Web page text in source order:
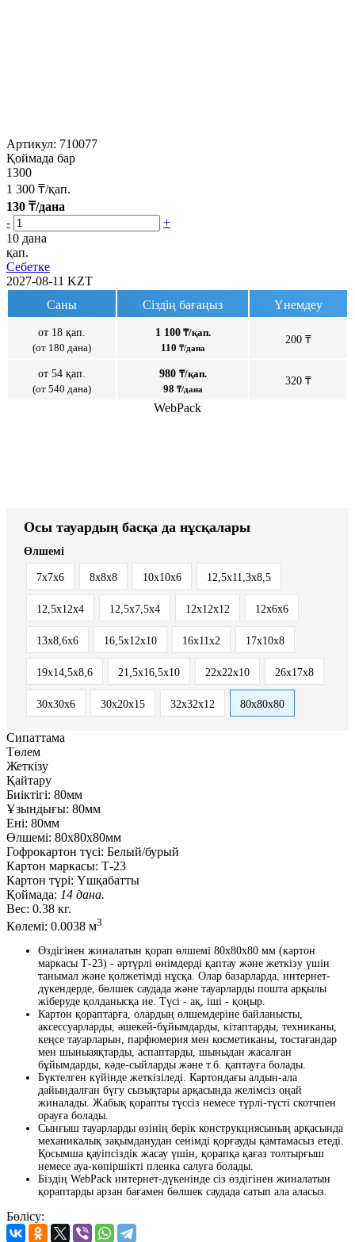
Артикул: 710077
Қоймада бар
1300
1 300 ₸/қап.
130 ₸/дана
-
+
10 дана
қап.
Себетке
2027-08-11 KZT
Саны
Сіздің бағаңыз Үнемдеу
от 18 қап.
(от 180 дана)
1 100₸/қап.
110 ₸/дана
200 ₸
от 54 қап.
(от 540 дана)
980 ₸/қап.
98 ₸/дана
320 ₸
WebPack
Осы тауардың басқа да нұсқалары
Өлшемі
7х7х6 8х8х8 10х10х6 12,5x11,3x8,5
12,5x12x4 12,5x7,5x4 12х12х12 12х6х6
13x8,6x6 16,5x12x10 16x11x2 17х10х8
19х14,5х8,6 21,5x16,5x10 22x22x10 26х17х8
30x30x6 30х20х15 32х32х12 80х80х80
Сипаттама
Төлем
Жеткізу
Қайтару
Биіктігі: 80мм
Ұзындығы: 80мм
Ені: 80мм
Өлшемі: 80х80х80мм
Гофрокартон түсі: Белый/бурый
Картон маркасы: Т-23
Картон түрі: Үшқабатты
Қоймада: 14 дана.
Вес: 0.38 кг.
Көлемі: 0.0038 м3
Өздігінен жиналатын қорап өлшемі 80x80x80 мм (картон
маркасы Т-23) - әртүрлі өнімдерді қаптау және жеткізу үшін
танымал және қолжетімді нұсқа. Олар базарларда, интернет-
дүкендерде, бөлшек саудада және тауарларды пошта арқылы
жіберуде қолданысқа ие. Түсі - ақ, іші - қоңыр.
Картон қораптарға, олардың өлшемдеріне байланысты,
аксессуарларды, әшекей-бұйымдарды, кітаптарды, техниканы,
кеңсе тауарларын, парфюмерия мен косметиканы, тостағандар
мен шыныаяқтарды, аспаптарды, шыныдан жасалған
бұйымдарды, кәде-сыйларды және т.б. қаптауға болады.
Бүктелген күйінде жеткізіледі. Картондағы алдын-ала
дайындалған бүгу сызықтары арқасында желімсіз оңай
жиналады. Жабық қорапты түссіз немесе түрлі-түсті скотчпен
орауға болады.
Сынғыш тауарларды өзінің берік конструкциясының арқасында
механикалық зақымданудан сенімді қорғауды қамтамасыз етеді.
Қосымша қауіпсіздік жасау үшін, қорапқа қағаз толтырғыш
немесе ауа-көпіршікті пленка салуға болады.
Біздің WebPack интернет-дүкенінде сіз өздігінен жиналатын
қораптарды арзан бағамен бөлшек саудада сатып ала аласыз.
Бөлісу: